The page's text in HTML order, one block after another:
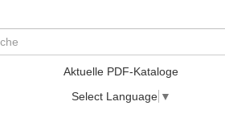
Aktuelle PDF-Kataloge
Select Language ▼